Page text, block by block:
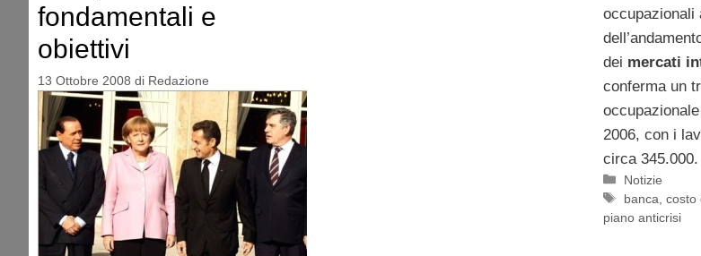
occupazionali
dei mercati
conferma un
2006, con i
circa 345.000.
Categorie
Notizie
Tag
banca ,costo
piano anticrisi
fondamentali e
obiettivi
13 Ottobre 2008 di Redazione